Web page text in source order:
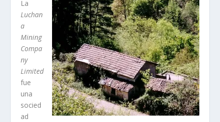
La
Luchan
a
Mining
Compa
ny
Limited
fue
una
socied
ad